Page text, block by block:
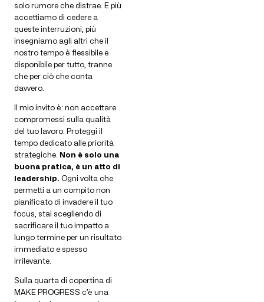
solo rumore che distrae. E più
accettiamo di cedere a
queste interruzioni, più
insegniamo agli altri che il
nostro tempo è flessibile e
disponibile per tutto, tranne
che per ciò che conta
davvero.
Il mio invito è: non accettare
compromessi sulla qualità
del tuo lavoro. Proteggi il
tempo dedicato alle priorità
strategiche. Non è solo una
buona pratica, è un atto di
leadership. Ogni volta che
permetti a un compito non
pianificato di invadere il tuo
focus, stai scegliendo di
sacrificare il tuo impatto a
lungo termine per un risultato
immediato e spesso
irrilevante.
Sulla quarta di copertina di
MAKE PROGRESS c’è una